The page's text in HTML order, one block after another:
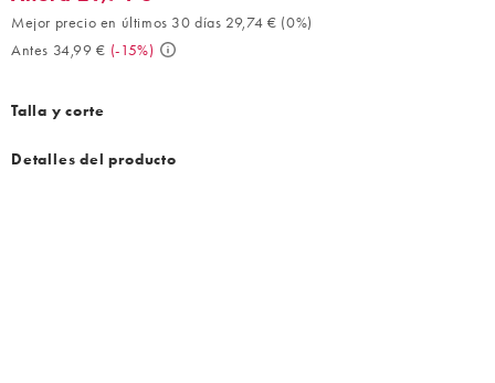
Mejor precio en últimos 30 días 29,74 € (0%)
Antes 34,99 € (-15%)
Talla y corte
Detalles del producto